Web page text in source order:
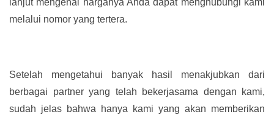
lanjut mengenai harganya Anda dapat menghubungi kami
melalui nomor yang tertera.
Setelah mengetahui banyak hasil menakjubkan dari
berbagai partner yang telah bekerjasama dengan kami,
sudah jelas bahwa hanya kami yang akan memberikan